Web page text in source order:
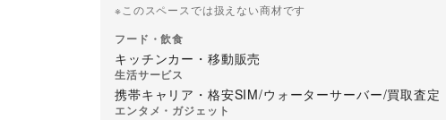
※このスペースでは扱えない商材です
フード・飲食
キッチンカー・移動販売
生活サービス
携帯キャリア・格安SIM/ウォーターサーバー/買取査定
エンタメ・ガジェット